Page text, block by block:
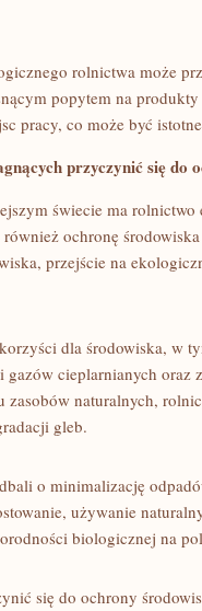
rolnictwa ⁢może
popytem na
pracy, co⁢ może być‍
przyczynić się do
świecie⁣ ma
ochronę
przejście na
dla środowiska, w
cieplarnianych ⁤oraz
⁣zasobów‍ naturalnych,‌
gleb.
o minimalizację
używanie
biologicznej na
się ‍do ⁣ochrony